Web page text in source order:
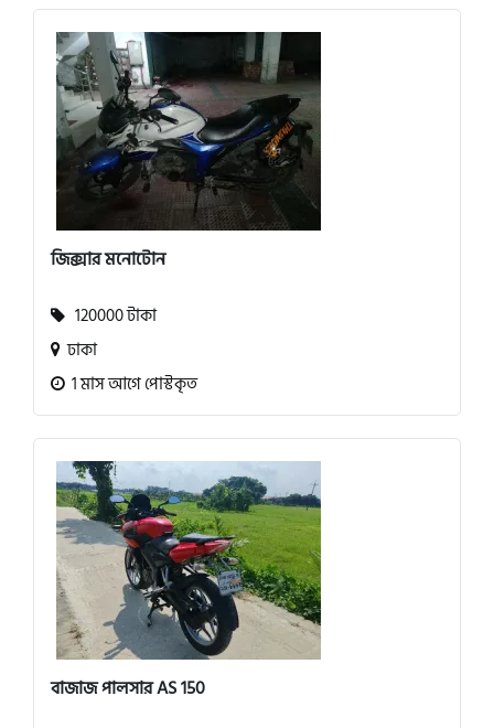
জিক্সার মনোটোন
120000 টাকা
ঢাকা
1 মাস আগে পোস্টকৃত
বাজাজ পালসার AS 150